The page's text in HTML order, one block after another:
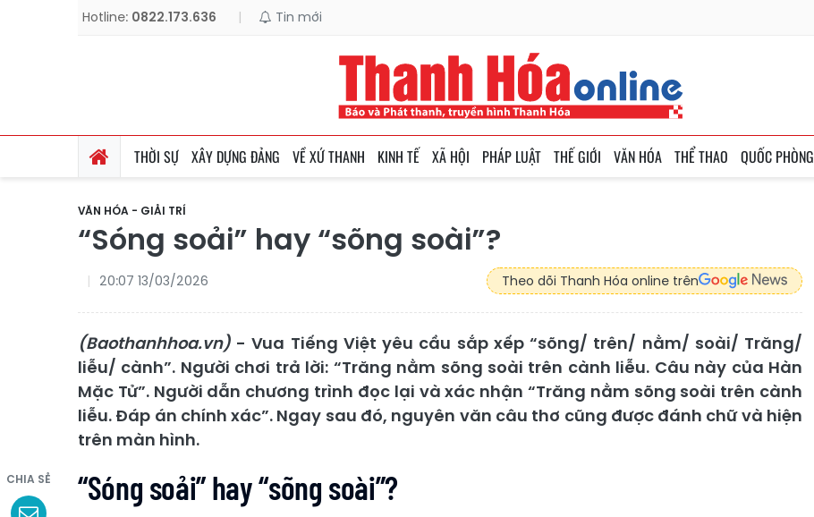
Hotline: 0822.173.636 | Tin mới
THỜI SỰ XÂY DỰNG ĐẢNG VỀ XỨ THANH KINH TẾ XÃ HỘI PHÁP LUẬT THẾ GIỚI VĂN HÓA THỂ THAO QUỐC PHÒNG
VĂN HÓA - GIẢI TRÍ
“Sóng soải” hay “sõng soài”?
20:07 13/03/2026 Theo dõi Thanh Hóa online trên
(Baothanhhoa.vn) - Vua Tiếng Việt yêu cầu sắp xếp “sõng/ trên/ nằm/ soài/ Trăng/
liễu/ cành”. Người chơi trả lời: “Trăng nằm sõng soài trên cành liễu. Câu này của Hàn
Mặc Tử”. Người dẫn chương trình đọc lại và xác nhận “Trăng nằm sõng soài trên cành
liễu. Đáp án chính xác”. Ngay sau đó, nguyên văn câu thơ cũng được đánh chữ và hiện
trên màn hình.
CHIA SẺ “Sóng soải” hay “sõng soài”?